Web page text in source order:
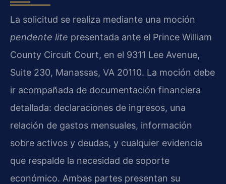
La solicitud se realiza mediante una moción
pendente lite presentada ante el Prince William
County Circuit Court, en el 9311 Lee Avenue,
Suite 230, Manassas, VA 20110. La moción debe
ir acompañada de documentación financiera
detallada: declaraciones de ingresos, una
relación de gastos mensuales, información
sobre activos y deudas, y cualquier evidencia
que respalde la necesidad de soporte
económico. Ambas partes presentan su